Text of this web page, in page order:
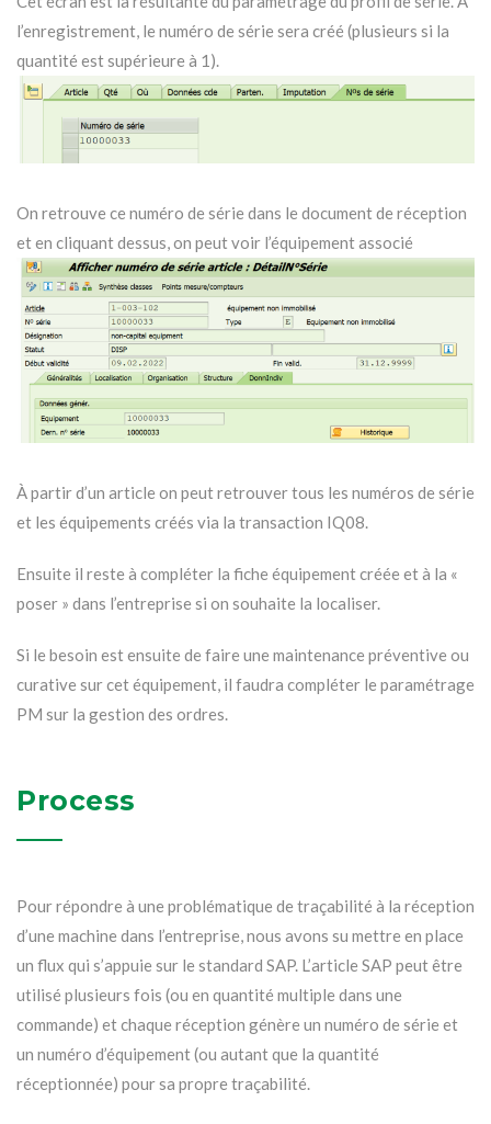
l’enregistrement, le numéro de série sera créé (plusieurs si la
quantité est supérieure à 1).
On retrouve ce numéro de série dans le document de réception
et en cliquant dessus, on peut voir l’équipement associé
À partir d’un article on peut retrouver tous les numéros de série
et les équipements créés via la transaction IQ08.
Ensuite il reste à compléter la fiche équipement créée et à la «
poser » dans l’entreprise si on souhaite la localiser.
Si le besoin est ensuite de faire une maintenance préventive ou
curative sur cet équipement, il faudra compléter le paramétrage
PM sur la gestion des ordres.
Process
Pour répondre à une problématique de traçabilité à la réception
d’une machine dans l’entreprise, nous avons su mettre en place
un flux qui s’appuie sur le standard SAP. L’article SAP peut être
utilisé plusieurs fois (ou en quantité multiple dans une
commande) et chaque réception génère un numéro de série et
un numéro d’équipement (ou autant que la quantité
réceptionnée) pour sa propre traçabilité.